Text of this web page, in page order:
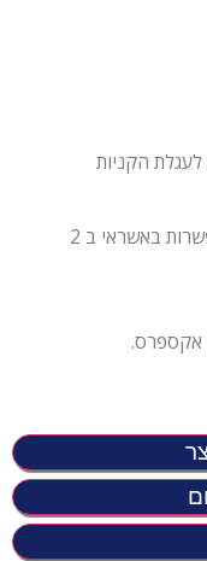
הקניות
לתשלום במזומן / בהעברה בנקאית / אפשרות באשראי ב 2
אקספרס.